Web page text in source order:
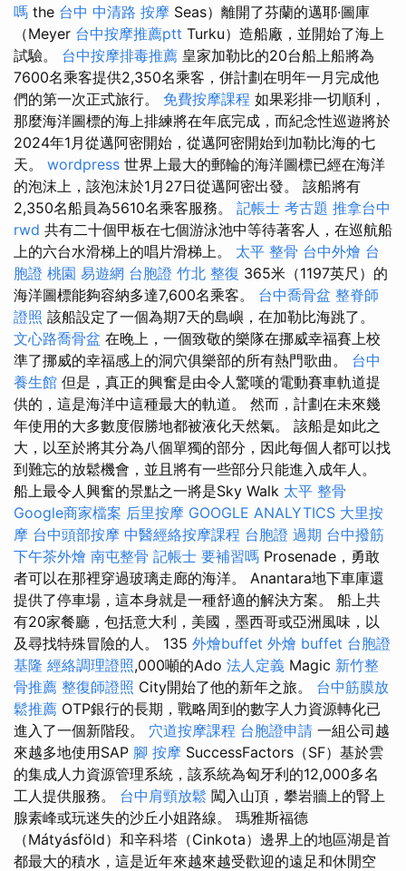
嗎 the 台中 中清路 按摩 Seas）離開了芬蘭的邁耶·圖庫
（Meyer 台中按摩推薦ptt Turku）造船廠，並開始了海上
試驗。 台中按摩排毒推薦 皇家加勒比的20台船上船將為
7600名乘客提供2,350名乘客，併計劃在明年一月完成他
們的第一次正式旅行。 免費按摩課程 如果彩排一切順利，
那麼海洋圖標的海上排練將在年底完成，而紀念性巡遊將於
2024年1月從邁阿密開始，從邁阿密開始到加勒比海的七
天。 wordpress 世界上最大的郵輪的海洋圖標已經在海洋
的泡沫上，該泡沫於1月27日從邁阿密出發。 該船將有
2,350名船員為5610名乘客服務。 記帳士 考古題 推拿台中
rwd 共有二十個甲板在七個游泳池中等待著客人，在巡航船
上的六台水滑梯上的唱片滑梯上。 太平 整骨 台中外燴 台
胞證 桃園 易遊網 台胞證 竹北 整復 365米（1197英尺）的
海洋圖標能夠容納多達7,600名乘客。 台中喬骨盆 整脊師
證照 該船設定了一個為期7天的島嶼，在加勒比海跳了。
文心路喬骨盆 在晚上，一個致敬的樂隊在挪威幸福賽上校
準了挪威的幸福感上的洞穴俱樂部的所有熱門歌曲。 台中
養生館 但是，真正的興奮是由令人驚嘆的電動賽車軌道提
供的，這是海洋中這種最大的軌道。 然而，計劃在未來幾
年使用的大多數度假勝地都被液化天然氣。 該船是如此之
大，以至於將其分為八個單獨的部分，因此每個人都可以找
到難忘的放鬆機會，並且將有一些部分只能進入成年人。
船上最令人興奮的景點之一將是Sky Walk 太平 整骨
Google商家檔案 后里按摩 GOOGLE ANALYTICS 大里按
摩 台中頭部按摩 中醫經絡按摩課程 台胞證 過期 台中撥筋
下午茶外燴 南屯整骨 記帳士 要補習嗎 Prosenade，勇敢
者可以在那裡穿過玻璃走廊的海洋。 Anantara地下車庫還
提供了停車場，這本身就是一種舒適的解決方案。 船上共
有20家餐廳，包括意大利，美國，墨西哥或亞洲風味，以
及尋找特殊冒險的人。 135 外燴buffet 外燴 buffet 台胞證
基隆 經絡調理證照,000噸的Ado 法人定義 Magic 新竹整
骨推薦 整復師證照 City開始了他的新年之旅。 台中筋膜放
鬆推薦 OTP銀行的長期，戰略周到的數字人力資源轉化已
進入了一個新階段。 穴道按摩課程 台胞證申請 一組公司越
來越多地使用SAP 腳 按摩 SuccessFactors（SF）基於雲
的集成人力資源管理系統，該系統為匈牙利的12,000多名
工人提供服務。 台中肩頸放鬆 闖入山頂，攀岩牆上的腎上
腺素峰或玩迷失的沙丘小姐路線。 瑪雅斯福德
（Mátyásföld）和辛科塔（Cinkota）邊界上的地區湖是首
都最大的積水，這是近年來越來越受歡迎的遠足和休閒空